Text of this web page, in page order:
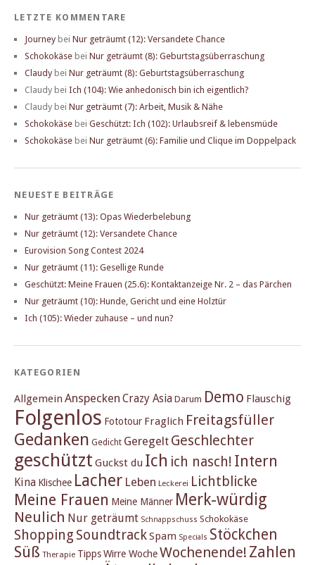
LETZTE KOMMENTARE
Journey bei Nur geträumt (12): Versandete Chance
Schokokäse bei Nur geträumt (8): Geburtstagsüberraschung
Claudy bei Nur geträumt (8): Geburtstagsüberraschung
Claudy bei Ich (104): Wie anhedonisch bin ich eigentlich?
Claudy bei Nur geträumt (7): Arbeit, Musik & Nähe
Schokokäse bei Geschützt: Ich (102): Urlaubsreif & lebensmüde
Schokokäse bei Nur geträumt (6): Familie und Clique im Doppelpack
NEUESTE BEITRÄGE
Nur geträumt (13): Opas Wiederbelebung
Nur geträumt (12): Versandete Chance
Eurovision Song Contest 2024
Nur geträumt (11): Gesellige Runde
Geschützt: Meine Frauen (25.6): Kontaktanzeige Nr. 2 – das Pärchen
Nur geträumt (10): Hunde, Gericht und eine Holztür
Ich (105): Wieder zuhause – und nun?
KATEGORIEN
Allgemein Anspecken Crazy Asia Darum Demo Flauschig
Folgenlos Fototour Fraglich Freitagsfüller
Gedanken Gedicht Geregelt Geschlechter
geschützt Guckst du Ich ich nasch! Intern
Kina Klischee Lacher Leben Leckerei Lichtblicke
Meine Frauen Meine Männer Merk-würdig
Neulich Nur geträumt Schnappschuss Schokokäse
Shopping SoundtrackSpam Specials Stöckchen
Süß Therapie TippsWirre WocheWochenende! Zahlen